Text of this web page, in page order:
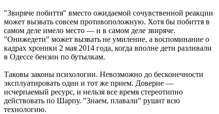
"Звиряче побиття" вместо ожидаемой сочувственной реакции
может вызвать совсем противоположную. Хотя бы побиття в
самом деле имело место — и в самом деле звиряче.
"Онижедети" может вызвать не умиление, а воспоминание о
кадрах хроники 2 мая 2014 года, когда вполне дети разливали
в Одессе бензин по бутылкам.
Таковы законы психологии. Невозможно до бесконечности
эксплуатировать один и тот же прием. Доверие —
исчерпаемый ресурс, и нельзя все время стереотипно
действовать по Шарпу. "Знаем, плавали" рушит всю
технологию.